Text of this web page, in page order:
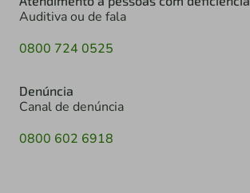
Auditiva ou de fala
0800 724 0525
Denúncia
Canal de denúncia
0800 602 6918